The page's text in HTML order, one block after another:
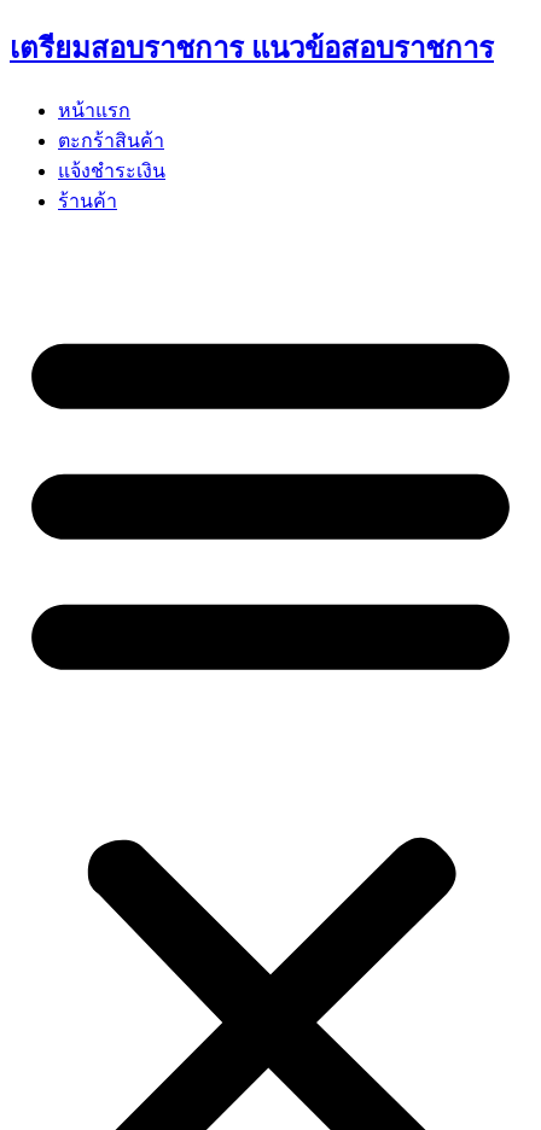
Skip
to
เตรียมสอบราชการ แนวข้อสอบราชการ
หน้าแรก
ตะกร้าสินค้า
แจ้งชำระเงิน
ร้านค้า